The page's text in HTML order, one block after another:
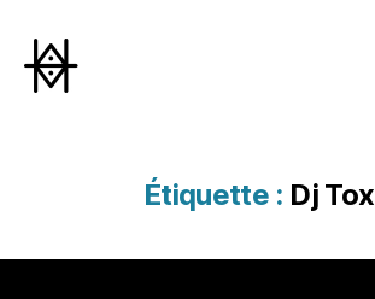
Étiquette : Dj